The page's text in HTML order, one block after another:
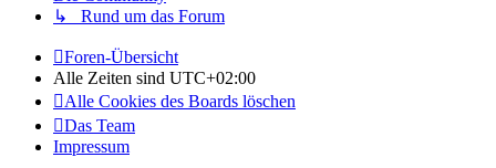
↳ Rund um das Forum
Foren-Übersicht
Alle Zeiten sind UTC+02:00
Alle Cookies des Boards löschen
Das Team
Impressum